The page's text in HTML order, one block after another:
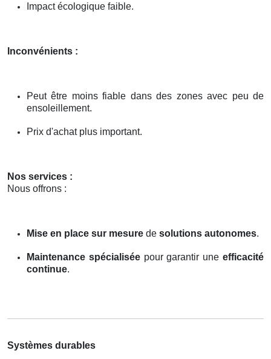
Impact écologique faible.
Inconvénients :
Peut être moins fiable dans des zones avec peu de
ensoleillement.
Prix d'achat plus important.
Nos services :
Nous offrons :
Mise en place sur mesure de solutions autonomes.
Maintenance spécialiséepour garantir uneefficacité
continue.
Systèmes durables